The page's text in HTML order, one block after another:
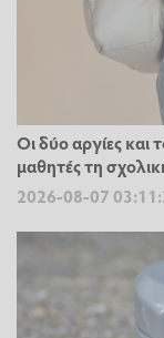
Οι δύο αργίες και
μαθητές τη
2026-08-07